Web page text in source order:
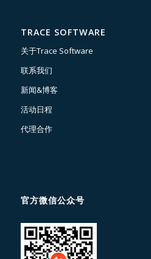
TRACE SOFTWARE
关于Trace Software
联系我们
新闻&博客
活动日程
代理合作
官方微信公众号